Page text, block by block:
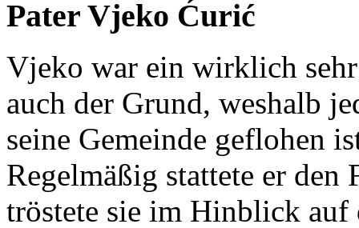
Pater Vjeko Ćurić
Vjeko war ein wirklich
auch der Grund, weshalb
seine Gemeinde geflohen
Regelmäßig stattete er
tröstete sie im Hinblick